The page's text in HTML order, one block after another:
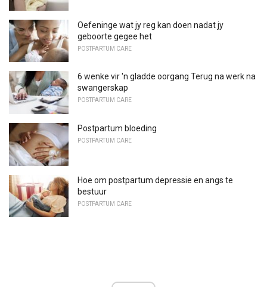
Oefeninge wat jy reg kan doen nadat jy
geboorte gegee het
POSTPARTUM CARE
6 wenke vir 'n gladde oorgang Terug na werk na
swangerskap
POSTPARTUM CARE
Postpartum bloeding
POSTPARTUM CARE
Hoe om postpartum depressie en angs te
bestuur
POSTPARTUM CARE